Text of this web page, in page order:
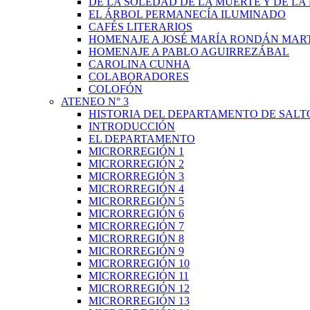
EL ÁRBOL PERMANECÍA ILUMINADO
CAFÉS LITERARIOS
HOMENAJE A JOSÉ MARÍA RONDÁN
HOMENAJE A PABLO AGUIRREZÁBAL
CAROLINA CUNHA
COLABORADORES
COLOFÓN
ATENEO N° 3
HISTORIA DEL DEPARTAMENTO DE
INTRODUCCIÓN
EL DEPARTAMENTO
MICRORREGIÓN 1
MICRORREGIÓN 2
MICRORREGIÓN 3
MICRORREGIÓN 4
MICRORREGIÓN 5
MICRORREGIÓN 6
MICRORREGIÓN 7
MICRORREGIÓN 8
MICRORREGIÓN 9
MICRORREGIÓN 10
MICRORREGIÓN 11
MICRORREGIÓN 12
MICRORREGIÓN 13